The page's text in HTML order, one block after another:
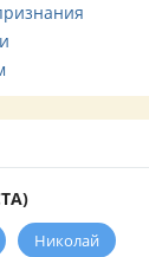
Николай